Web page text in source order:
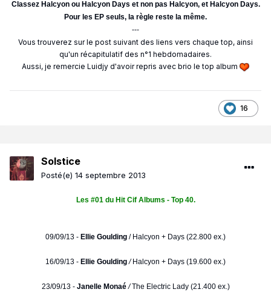
Classez Halcyon ou Halcyon Days et non pas Halcyon, et Halcyon Days.
Pour les EP seuls, la règle reste la même.
---
Vous trouverez sur le post suivant des liens vers chaque top, ainsi
qu'un récapitulatif des n°1 hebdomadaires.
Aussi, je remercie Luidjy d'avoir repris avec brio le top album
16
Solstice
Posté(e) 14 septembre 2013
Les #01 du Hit Cif Albums - Top 40.
09/09/13 - Ellie Goulding / Halcyon + Days (22.800 ex.)
16/09/13 - Ellie Goulding /Halcyon + Days (19.600 ex.)
23/09/13 - Janelle Monaé /The Electric Lady (21.400 ex.)